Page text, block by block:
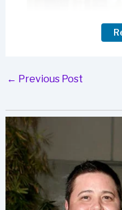
Post
← Previous Post